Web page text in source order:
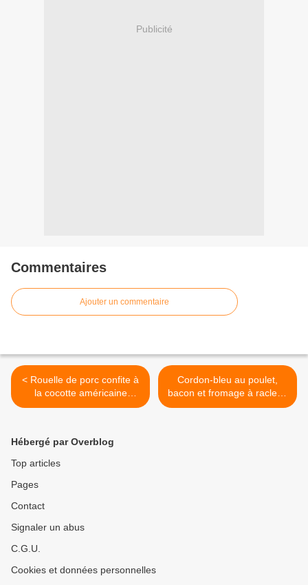
Publicité
Commentaires
Ajouter un commentaire
< Rouelle de porc confite à
la cocotte américaine
(roaster ou warmcook ou
Cordon-bleu au poulet,
bacon et fromage à raclette
>
Hébergé par Overblog
Top articles
Pages
Contact
Signaler un abus
C.G.U.
Cookies et données personnelles